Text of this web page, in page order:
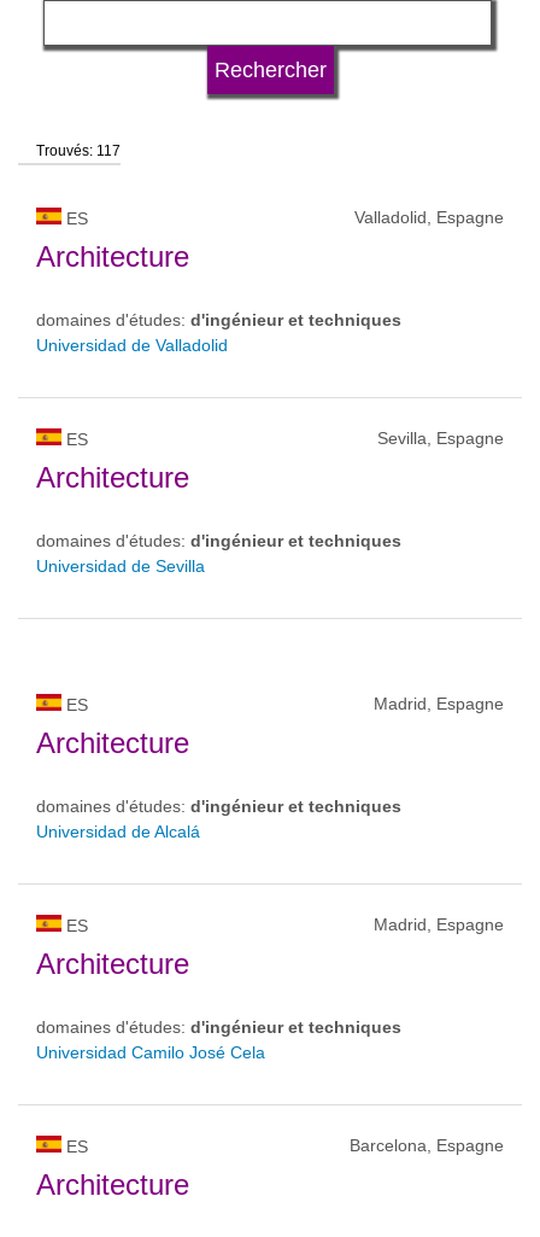
statut d'université
Trouvés: 117
ES Valladolid, Espagne
Architecture
domaines d'études: d'ingénieur et techniques
Universidad de Valladolid
ES Sevilla, Espagne
Architecture
domaines d'études: d'ingénieur et techniques
Universidad de Sevilla
ES Madrid, Espagne
Architecture
domaines d'études: d'ingénieur et techniques
Universidad de Alcalá
ES Madrid, Espagne
Architecture
domaines d'études: d'ingénieur et techniques
Universidad Camilo José Cela
ES Barcelona, Espagne
Architecture